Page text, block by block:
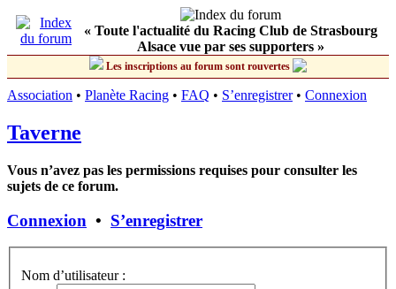
« Toute l'actualité du Racing Club de Strasbourg
Alsace vue par ses supporters »
Les inscriptions au forum sont rouvertes
Association • Planète Racing • FAQ • S’enregistrer• Connexion
Taverne
Vous n’avez pas les permissions requises pour consulter les
sujets de ce forum.
Connexion • S’enregistrer
Nom d’utilisateur :